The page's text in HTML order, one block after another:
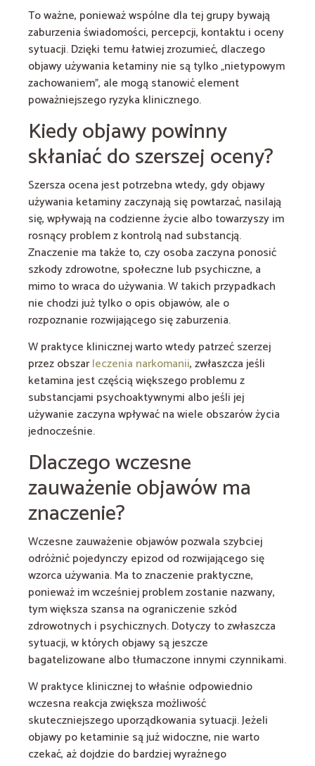
To ważne, ponieważ wspólne dla tej grupy bywają
zaburzenia świadomości, percepcji, kontaktu i oceny
sytuacji. Dzięki temu łatwiej zrozumieć, dlaczego
objawy używania ketaminy nie są tylko „nietypowym
zachowaniem”, ale mogą stanowić element
poważniejszego ryzyka klinicznego.
Kiedy objawy powinny
skłaniać do szerszej oceny?
Szersza ocena jest potrzebna wtedy, gdy objawy
używania ketaminy zaczynają się powtarzać, nasilają
się, wpływają na codzienne życie albo towarzyszy im
rosnący problem z kontrolą nad substancją.
Znaczenie ma także to, czy osoba zaczyna ponosić
szkody zdrowotne, społeczne lub psychiczne, a
mimo to wraca do używania. W takich przypadkach
nie chodzi już tylko o opis objawów, ale o
rozpoznanie rozwijającego się zaburzenia.
W praktyce klinicznej warto wtedy patrzeć szerzej
przez obszarleczenia narkomanii, zwłaszcza jeśli
ketamina jest częścią większego problemu z
substancjami psychoaktywnymi albo jeśli jej
używanie zaczyna wpływać na wiele obszarów życia
jednocześnie.
Dlaczego wczesne
zauważenie objawów ma
znaczenie?
Wczesne zauważenie objawów pozwala szybciej
odróżnić pojedynczy epizod od rozwijającego się
wzorca używania. Ma to znaczenie praktyczne,
ponieważ im wcześniej problem zostanie nazwany,
tym większa szansa na ograniczenie szkód
zdrowotnych i psychicznych. Dotyczy to zwłaszcza
sytuacji, w których objawy są jeszcze
bagatelizowane albo tłumaczone innymi czynnikami.
W praktyce klinicznej to właśnie odpowiednio
wczesna reakcja zwiększa możliwość
skuteczniejszego uporządkowania sytuacji. Jeżeli
objawy po ketaminie są już widoczne, nie warto
czekać, aż dojdzie do bardziej wyraźnego